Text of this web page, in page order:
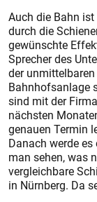
Auch die Bahn
durch die
gewünschte
Sprecher des
der
Bahnhofsanlage
sind mit der
nächsten
genauen Termin
Danach werde
man sehen, was
vergleichbare
in Nürnberg. Da